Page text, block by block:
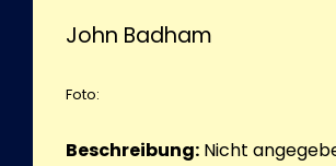
John Badham
Foto:
Beschreibung: Nicht